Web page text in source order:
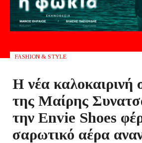
FASHION & STYLE
Η νέα καλοκαιρινή
της Μαίρης
την Envie Shoes
σαρωτικό αέρα